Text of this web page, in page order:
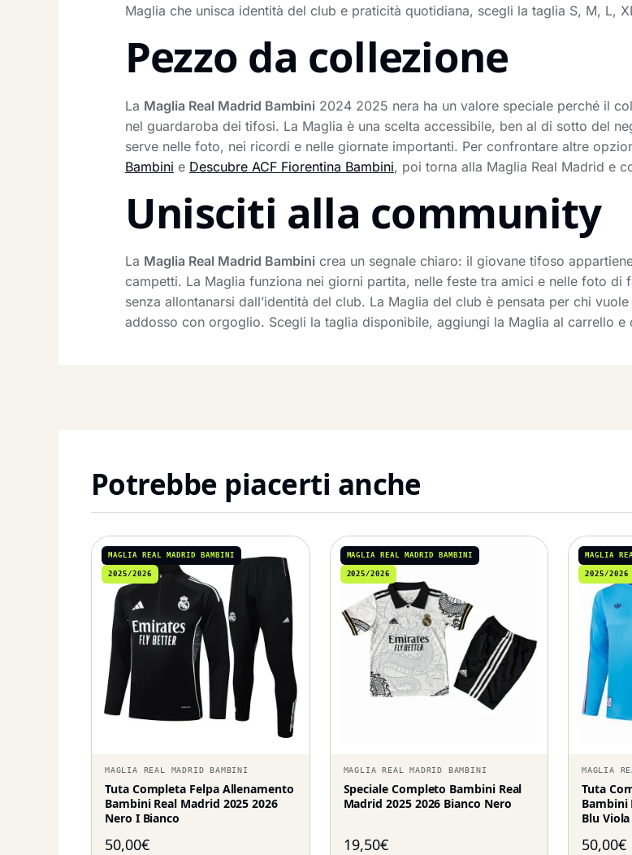
Maglia che unisca identità del club e praticità quotidiana, scegli la taglia S, M, L,
Pezzo da collezione
La Maglia Real Madrid Bambini2024 2025 nera ha un valore speciale perché il
nel guardaroba dei tifosi. La Maglia è una scelta accessibile, ben al di sotto del
serve nelle foto, nei ricordi e nelle giornate importanti. Per confrontare altre
Bambini e Descubre ACF Fiorentina Bambini, poi torna alla Maglia Real Madrid e
Unisciti alla community
La Maglia Real Madrid Bambinicrea un segnale chiaro: il giovane tifoso
campetti. La Maglia funziona nei giorni partita, nelle feste tra amici e nelle foto
senza allontanarsi dall’identità del club. La Maglia del club è pensata per chi
addosso con orgoglio. Scegli la taglia disponibile, aggiungi la Maglia al carrello e
Potrebbe piacerti anche
MAGLIA REAL MADRID BAMBINI
2025/2026
MAGLIA REAL MADRID BAMBINI
Tuta Completa Felpa Allenamento
Bambini Real Madrid 2025 2026
Nero I Bianco
50,00€
MAGLIA REAL MADRID BAMBINI
2025/2026
MAGLIA REAL MADRID BAMBINI
Speciale Completo Bambini Real
Madrid 2025 2026 Bianco Nero
19,50€
MAGLIA
2025/2026
MAGLIA
Tuta
Bambini
Blu Viola
50,00€